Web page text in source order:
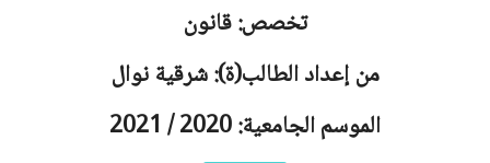
تخصص: قانون
من إعداد الطالب(ة): شرقية نوال
الموسم الجامعية: 2020 / 2021